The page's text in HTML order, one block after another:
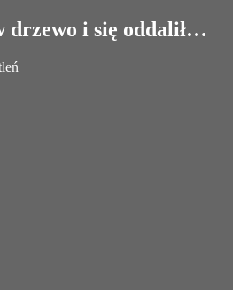
drzewo i się oddalił…